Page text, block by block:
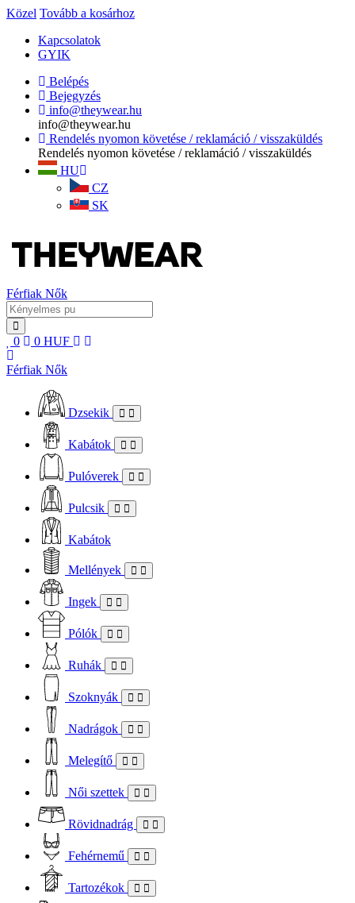
Közel Tovább a kosárhoz
Kapcsolatok
GYIK
Belépés
Bejegyzés
info@theywear.hu
info@theywear.hu
Rendelés nyomon követése / reklamáció / visszaküldés
Rendelés nyomon követése / reklamáció / visszaküldés
HU
CZ
SK
Férfiak Nők
0 0 HUF
Férfiak Nők
Dzsekik
Kabátok
Pulóverek
Pulcsik
Kabátok
Mellények
Ingek
Pólók
Ruhák
Szoknyák
Nadrágok
Melegítő
Női szettek
Rövidnadrág
Fehérnemű
Tartozékok